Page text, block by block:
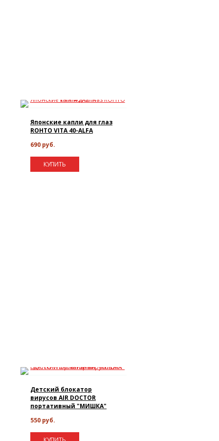
Японские капли для глаз
ROHTO VITA 40-ALFA
690 руб.
КУПИТЬ
Детский блокатор
вирусов AIR DOCTOR
портативный "МИШКА"
550 руб.